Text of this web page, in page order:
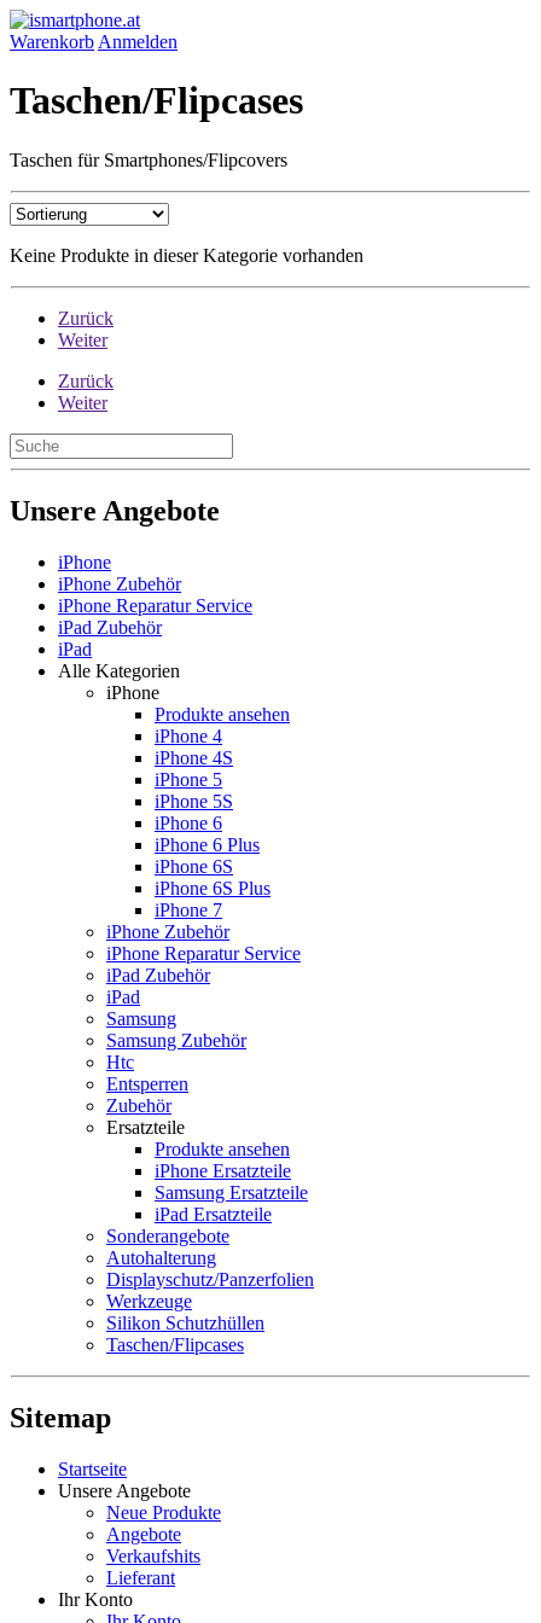
Warenkorb Anmelden
Taschen/Flipcases
Taschen für Smartphones/Flipcovers
Keine Produkte in dieser Kategorie vorhanden
Zurück
Weiter
Zurück
Weiter
Unsere Angebote
iPhone
iPhone Zubehör
iPhone Reparatur Service
iPad Zubehör
iPad
Alle Kategorien
iPhone
Produkte ansehen
iPhone 4
iPhone 4S
iPhone 5
iPhone 5S
iPhone 6
iPhone 6 Plus
iPhone 6S
iPhone 6S Plus
iPhone 7
iPhone Zubehör
iPhone Reparatur Service
iPad Zubehör
iPad
Samsung
Samsung Zubehör
Htc
Entsperren
Zubehör
Ersatzteile
Produkte ansehen
iPhone Ersatzteile
Samsung Ersatzteile
iPad Ersatzteile
Sonderangebote
Autohalterung
Displayschutz/Panzerfolien
Werkzeuge
Silikon Schutzhüllen
Taschen/Flipcases
Sitemap
Startseite
Unsere Angebote
Neue Produkte
Angebote
Verkaufshits
Lieferant
Ihr Konto